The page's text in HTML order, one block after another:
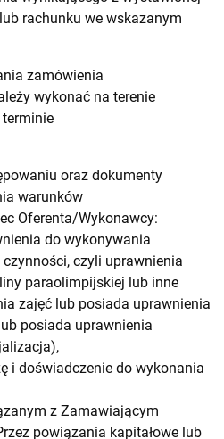
rachunku we wskazanym
zamówienia
wykonać na terenie
oraz dokumenty
warunków
Oferenta/Wykonawcy:
do wykonywania
czyli uprawnienia
paraolimpijskiej lub inne
zajęć lub posiada uprawnienia
posiada uprawnienia
i doświadczenie do wykonania
z Zamawiającym
powiązania kapitałowe lub